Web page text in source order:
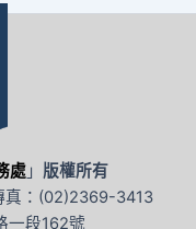
處 」 版權所有
：(02)2369-3413
一段162號